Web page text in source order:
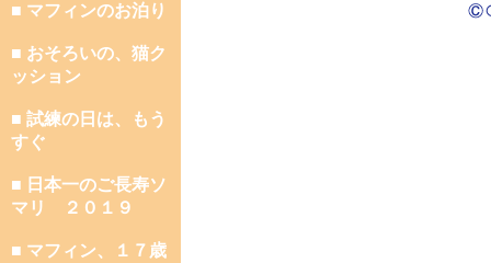
■ マフィンのお泊り
■ おそろいの、猫ク
ッション
■ 試練の日は、もう
すぐ
■ 日本一のご長寿ソ
マリ ２０１９
■ マフィン、１７歳